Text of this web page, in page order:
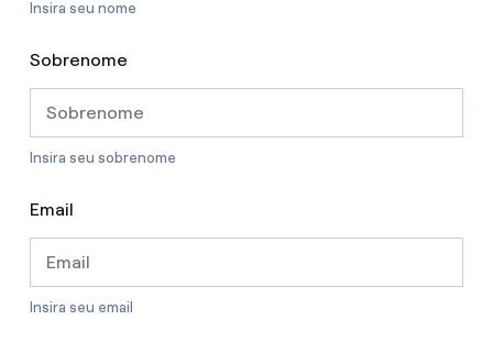
Insira seu nome
Sobrenome
Insira seu sobrenome
Email
Insira seu email